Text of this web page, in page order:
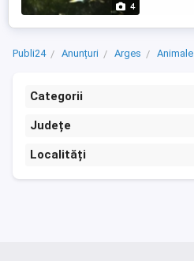
4
Publi24 Anunțuri Arges Animale
Categorii
Județe
Localități